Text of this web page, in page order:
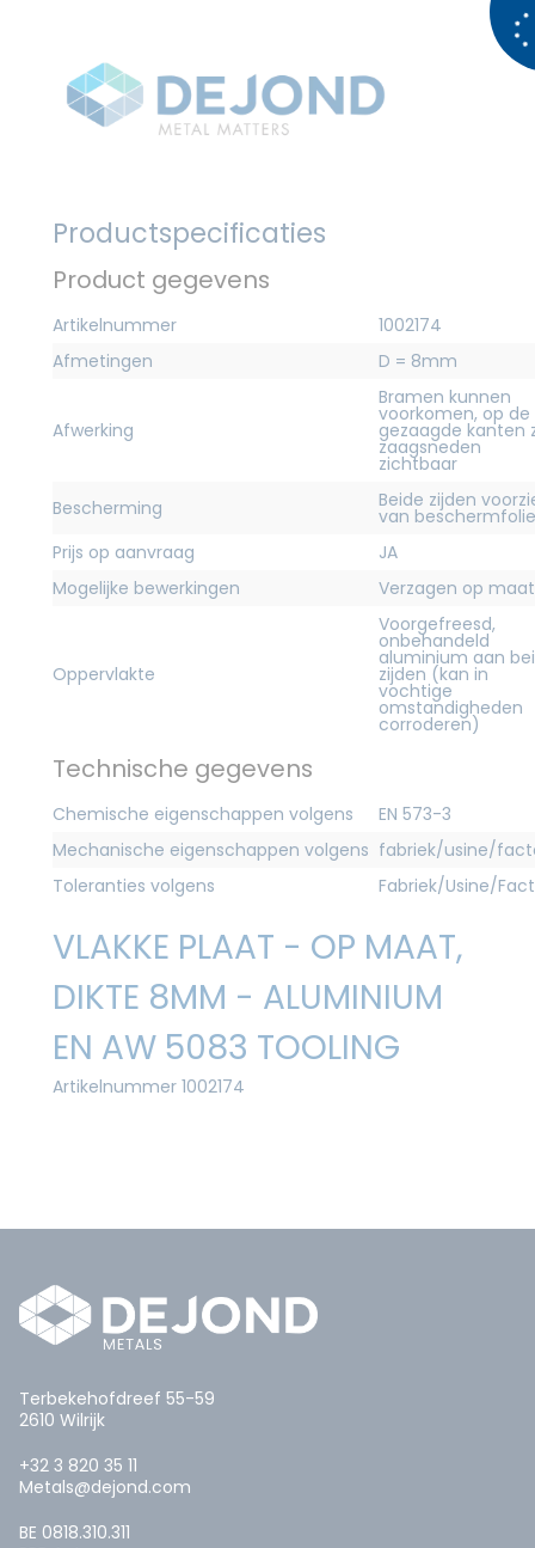
Productspecificaties
Product gegevens
Artikelnummer
1002174
Afmetingen
D = 8mm
Afwerking
Bramen kunnen
voorkomen, op de
gezaagde kanten
zaagsneden
zichtbaar
Bescherming
Beide zijden
van beschermfolie
Prijs op aanvraag
JA
Mogelijke bewerkingen
Verzagen op maat
Oppervlakte
Voorgefreesd,
onbehandeld
aluminium aan
zijden (kan in
vochtige
omstandigheden
corroderen)
Technische gegevens
Chemische eigenschappen volgens
EN 573-3
Mechanische eigenschappen volgens fabriek/usine/
Toleranties volgens
Fabriek/Usine/
VLAKKE PLAAT - OP MAAT,
DIKTE 8MM - ALUMINIUM
EN AW 5083 TOOLING
Artikelnummer 1002174
Terbekehofdreef 55-59
2610 Wilrijk
+32 3 820 35 11
Metals@dejond.com
BE 0818.310.311